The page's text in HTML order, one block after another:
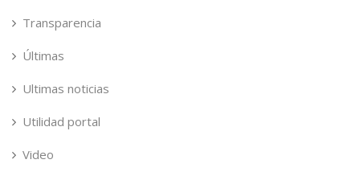
Transparencia
Últimas
Ultimas noticias
Utilidad portal
Video